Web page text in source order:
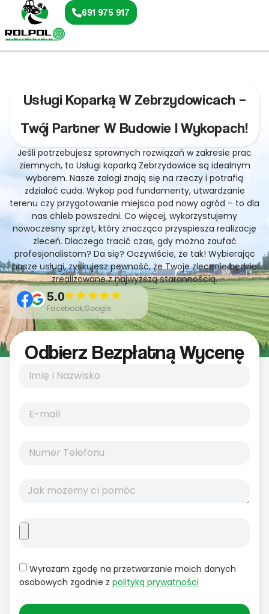
691 975 917
Usługi Koparką W Zebrzydowicach –
Twój Partner W Budowie I Wykopach!
Jeśli potrzebujesz sprawnych rozwiązań w zakresie prac
ziemnych, to Usługi koparką Zebrzydowice są idealnym
wyborem. Nasze załogi znają się na rzeczy i potrafią
zdziałać cuda. Wykop pod fundamenty, utwardzanie
terenu czy przygotowanie miejsca pod nowy ogród – to dla
nas chleb powszedni. Co więcej, wykorzystujemy
nowoczesny sprzęt, który znacząco przyspiesza realizację
zleceń. Dlaczego tracić czas, gdy można zaufać
profesjonalistom? Da się? Oczywiście, że tak! Wybierając
nasze usługi, zyskujesz pewność, że Twoje zlecenie będzie
zrealizowane z najwyższą starannością.
5.0
Facebook,Google
Odbierz Bezpłatną Wycenę
Wyrażam zgodę na przetwarzanie moich danych
osobowych zgodnie z polityką prywatności